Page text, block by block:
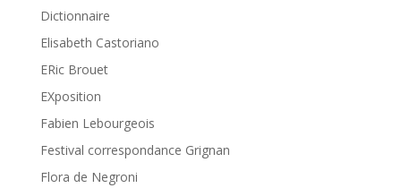
Dictionnaire
Elisabeth Castoriano
ERic Brouet
EXposition
Fabien Lebourgeois
Festival correspondance Grignan
Flora de Negroni